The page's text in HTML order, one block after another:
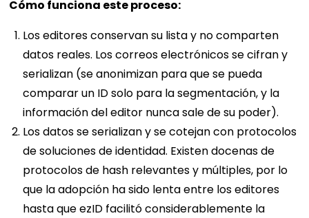
Cómo funciona este proceso:
Los editores conservan su lista y no comparten
datos reales. Los correos electrónicos se cifran y
serializan (se anonimizan para que se pueda
comparar un ID solo para la segmentación, y la
información del editor nunca sale de su poder).
Los datos se serializan y se cotejan con protocolos
de soluciones de identidad. Existen docenas de
protocolos de hash relevantes y múltiples, por lo
que la adopción ha sido lenta entre los editores
hasta que ezID facilitó considerablemente la